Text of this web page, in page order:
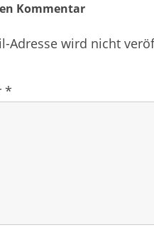
Kommentar
Adresse wird nicht
*